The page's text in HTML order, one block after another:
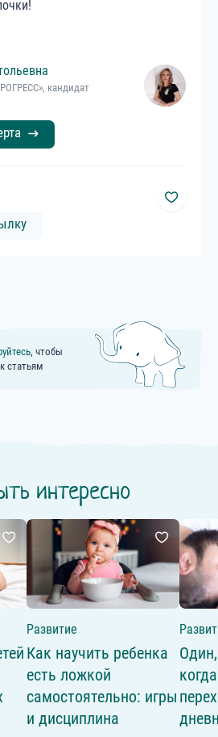
кандидат
, чтобы
статьям
интересно
Развитие
Как научить ребенка
есть ложкой
самостоятельно: игры
и дисциплина